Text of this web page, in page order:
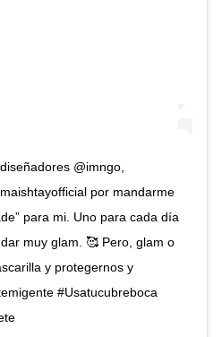
@imngo,
por mandarme
para mi. Uno para cada día
muy glam. 🥰 Pero, glam o
y protegernos y
#Usatucubreboca